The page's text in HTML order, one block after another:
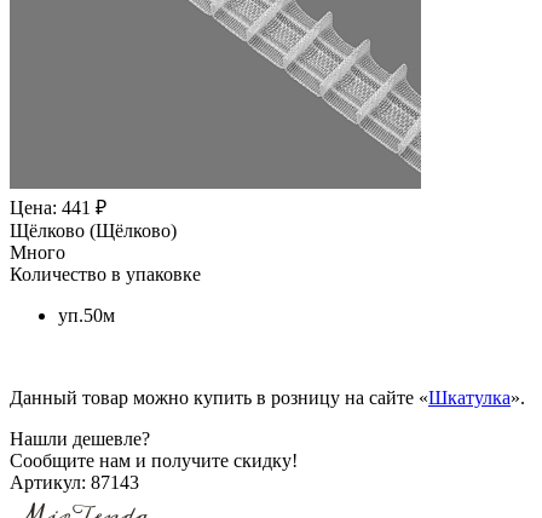
Цена: 441 ₽
Щёлково (Щёлково)
Много
Количество в упаковке
уп.50м
Данный товар можно купить в розницу на сайте «Шкатулка».
Нашли дешевле?
Сообщите нам и получите скидку!
Артикул: 87143